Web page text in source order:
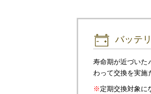
バッテ
寿命期が近づいた
わって交換を実施
定期交換対象に